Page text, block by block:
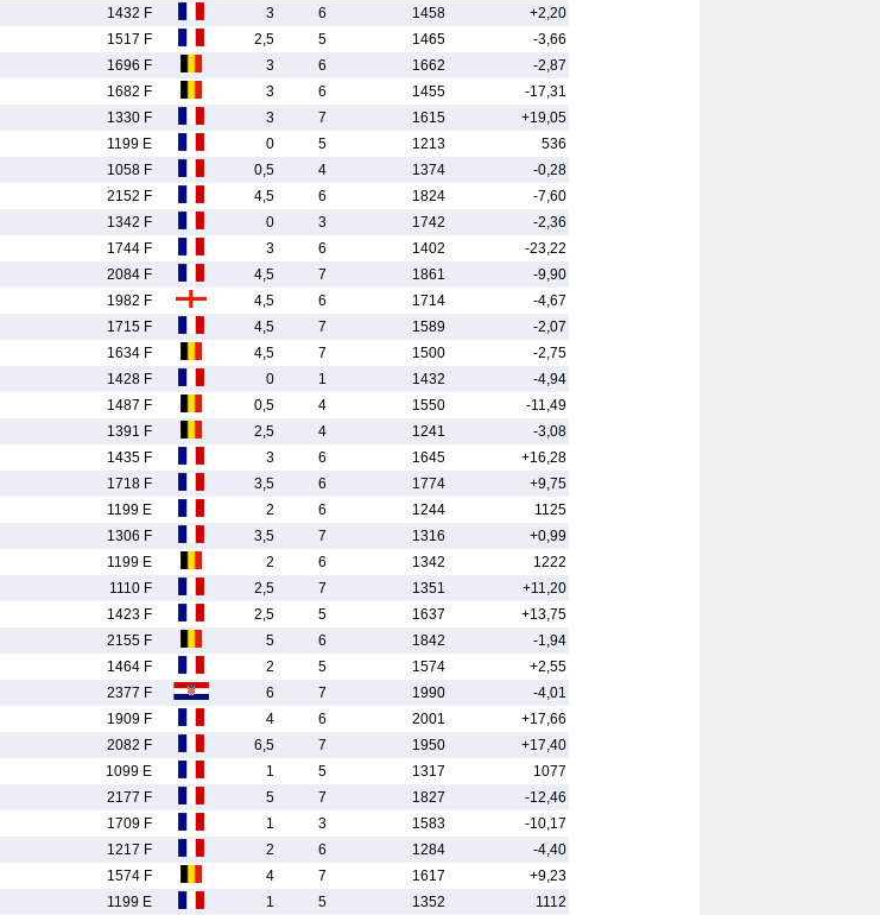
1432 F 3 6 1458
+2,20
1517 F 2,5 5 1465
-3,66
1696 F 3 6 1662
-2,87
1682 F 3 6 1455
-17,31
1330 F 3 7 1615
+19,05
1199 E 0 5 1213
536
1058 F 0,5 4 1374
-0,28
2152 F 4,5 6 1824
-7,60
1342 F 0 3 1742
-2,36
1744 F 3 6 1402
-23,22
2084 F 4,5 7 1861
-9,90
1982 F 4,5 6 1714
-4,67
1715 F 4,5 7 1589
-2,07
1634 F 4,5 7 1500
-2,75
1428 F 0 1 1432
-4,94
1487 F 0,5 4 1550
-11,49
1391 F 2,5 4 1241
-3,08
1435 F 3 6 1645
+16,28
1718 F 3,5 6 1774
+9,75
1199 E 2 6 1244
1125
1306 F 3,5 7 1316
+0,99
1199 E 2 6 1342
1222
1110 F 2,5 7 1351
+11,20
1423 F 2,5 5 1637
+13,75
2155 F 5 6 1842
-1,94
1464 F 2 5 1574
+2,55
2377 F 6 7 1990
-4,01
1909 F 4 6 2001
+17,66
2082 F 6,5 7 1950
+17,40
1099 E 1 5 1317
1077
2177 F 5 7 1827
-12,46
1709 F 1 3 1583
-10,17
1217 F 2 6 1284
-4,40
1574 F 4 7 1617
+9,23
1199 E 1 5 1352
1112